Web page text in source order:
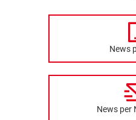
News
News per